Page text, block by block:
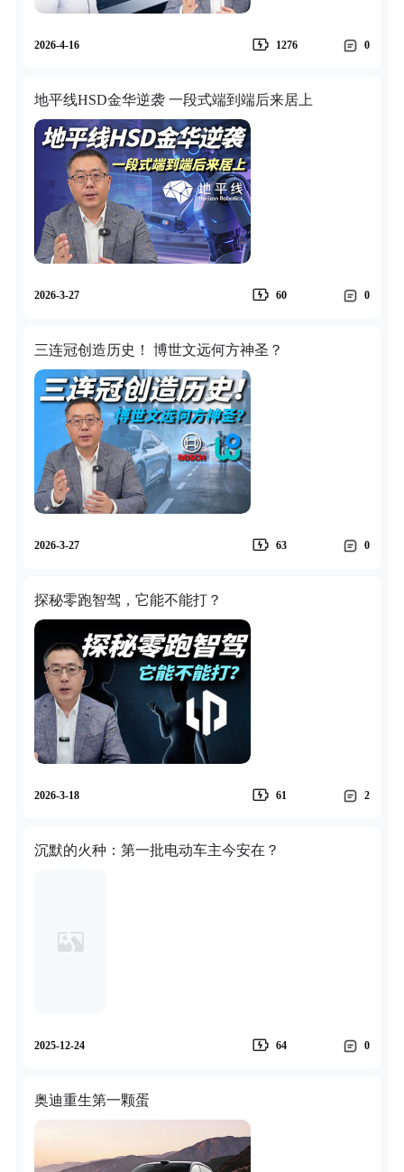
2026-4-16 1276 0
地平线HSD金华逆袭 一段式端到端后来居上
2026-3-27 60 0
三连冠创造历史！ 博世文远何方神圣？
2026-3-27 63 0
探秘零跑智驾，它能不能打？
2026-3-18 61 2
沉默的火种：第一批电动车主今安在？
2025-12-24 64 0
奥迪重生第一颗蛋